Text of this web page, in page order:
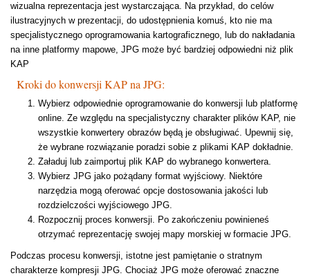
wizualna reprezentacja jest wystarczająca. Na przykład, do celów
ilustracyjnych w prezentacji, do udostępnienia komuś, kto nie ma
specjalistycznego oprogramowania kartograficznego, lub do nakładania
na inne platformy mapowe, JPG może być bardziej odpowiedni niż plik
KAP
Kroki do konwersji KAP na JPG:
Wybierz odpowiednie oprogramowanie do konwersji lub platformę
online. Ze względu na specjalistyczny charakter plików KAP, nie
wszystkie konwertery obrazów będą je obsługiwać. Upewnij się,
że wybrane rozwiązanie poradzi sobie z plikami KAP dokładnie.
Załaduj lub zaimportuj plik KAP do wybranego konwertera.
Wybierz JPG jako pożądany format wyjściowy. Niektóre
narzędzia mogą oferować opcje dostosowania jakości lub
rozdzielczości wyjściowego JPG.
Rozpocznij proces konwersji. Po zakończeniu powinieneś
otrzymać reprezentację swojej mapy morskiej w formacie JPG.
Podczas procesu konwersji, istotne jest pamiętanie o stratnym
charakterze kompresji JPG. Chociaż JPG może oferować znaczne